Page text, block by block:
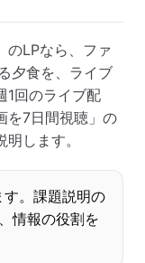
のLPなら、ファ
夕食を、ライブ
1回のライブ配
を7日間視聴」の
します。
。課題説明の
情報の役割を